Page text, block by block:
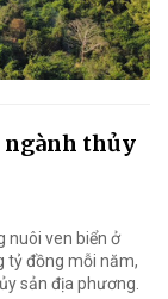
ngành thủy
nuôi ven biển ở
tỷ đồng mỗi năm,
sản địa phương.